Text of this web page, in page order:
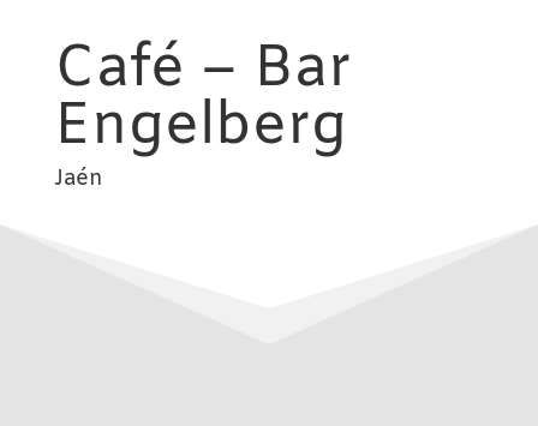
Café – Bar
Engelberg
Jaén